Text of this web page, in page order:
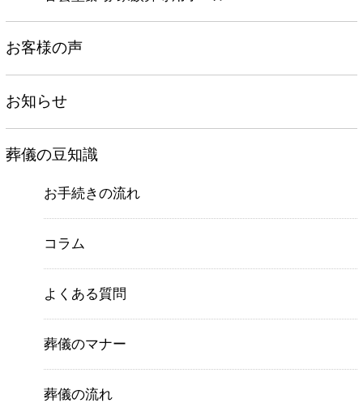
お客様の声
お知らせ
葬儀の豆知識
お手続きの流れ
コラム
よくある質問
葬儀のマナー
葬儀の流れ